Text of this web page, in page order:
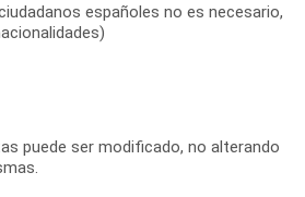
españoles no es necesario,
puede ser modificado, no alterando